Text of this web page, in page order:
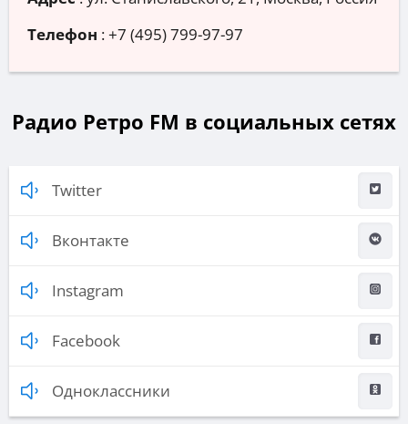
Телефон :+7 (495) 799-97-97
Радио Ретро FM в социальных сетях
Twitter
Вконтакте
Instagram
Facebook
Одноклассники